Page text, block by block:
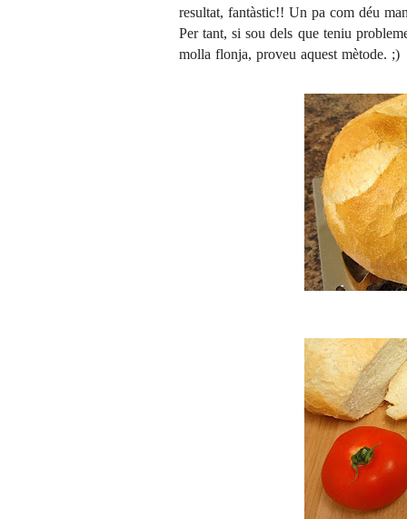
resultat, fantàstic!! Un pa com déu
Per tant, si sou dels que teniu
molla flonja, proveu aquest mètode. ;)